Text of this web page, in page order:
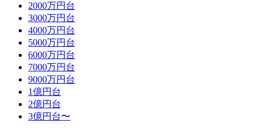
2000万円台
3000万円台
4000万円台
5000万円台
6000万円台
7000万円台
9000万円台
1億円台
2億円台
3億円台〜